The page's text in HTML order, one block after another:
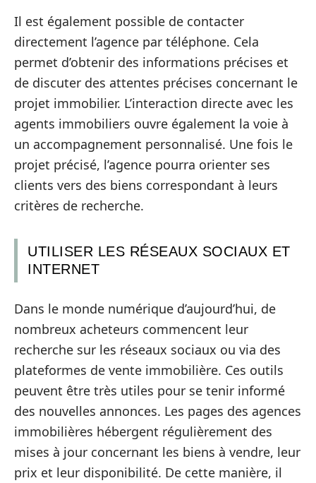
Il est également possible de contacter
directement l’agence par téléphone. Cela
permet d’obtenir des informations précises et
de discuter des attentes précises concernant le
projet immobilier. L’interaction directe avec les
agents immobiliers ouvre également la voie à
un accompagnement personnalisé. Une fois le
projet précisé, l’agence pourra orienter ses
clients vers des biens correspondant à leurs
critères de recherche.
UTILISER LES RÉSEAUX SOCIAUX ET
INTERNET
Dans le monde numérique d’aujourd’hui, de
nombreux acheteurs commencent leur
recherche sur les réseaux sociaux ou via des
plateformes de vente immobilière. Ces outils
peuvent être très utiles pour se tenir informé
des nouvelles annonces. Les pages des agences
immobilières hébergent régulièrement des
mises à jour concernant les biens à vendre, leur
prix et leur disponibilité. De cette manière, il